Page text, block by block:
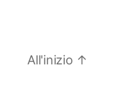
All'inizio ↑